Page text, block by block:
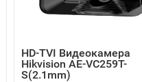
HD-TVI Видеокамера
Hikvision AE-VC259T-
S(2.1mm)